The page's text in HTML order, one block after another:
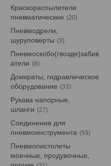
Краскораспылители
пневматические
20
Пневмодрели,
шуруповерты
3
Пневмоскобо(гвозде)забив
атели
6
Домкраты, гидравлическое
оборудование
33
Рукава напорные,
шланги
27
Соединения для
пневмоинструмента
59
Пневмопистолеты
моечные, продувочные,